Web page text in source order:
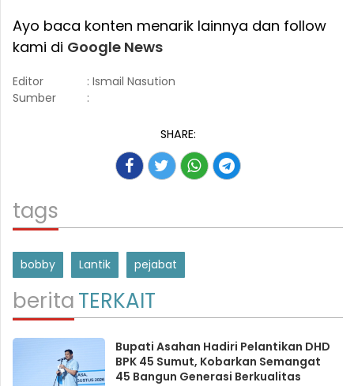
Ayo baca konten menarik lainnya dan follow
kami di Google News
Editor
: Ismail Nasution
Sumber
:
SHARE:
tags
bobby Lantik pejabat
beritaTERKAIT
Bupati Asahan Hadiri Pelantikan DHD
BPK 45 Sumut, Kobarkan Semangat
45 Bangun Generasi Berkualitas